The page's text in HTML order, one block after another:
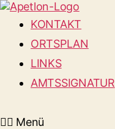
KONTAKT
ORTSPLAN
LINKS
AMTSSIGNATUR
Menü